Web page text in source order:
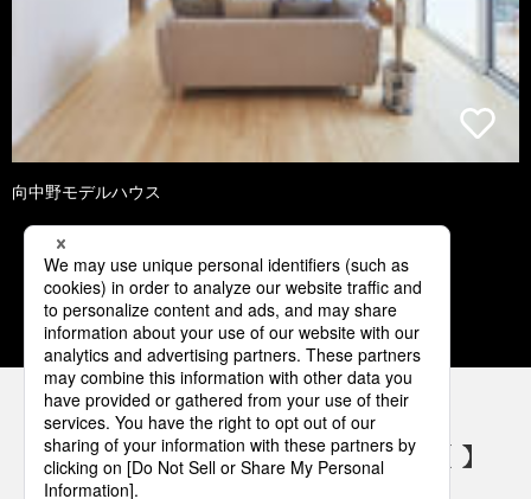
向中野モデルハウス
1 2 3 4 5
パナソニックの電気設備 SNSアカウント